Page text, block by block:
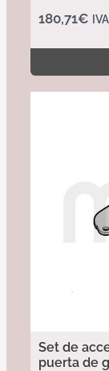
180,71€
Set de
puerta de